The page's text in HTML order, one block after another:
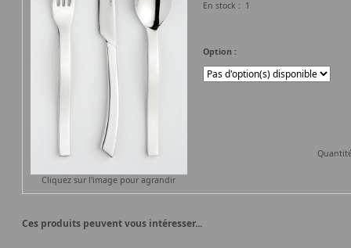
Cliquez sur l'image pour agrandir
En stock : 1
Option :
Ces produits peuvent vous intéresser...